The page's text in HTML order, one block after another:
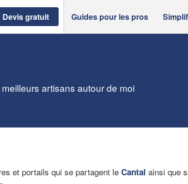
Devis gratuit Guides pour les pros
artisans autour de moi
et portails qui se partagent le Cantal ainsi que